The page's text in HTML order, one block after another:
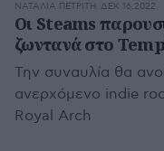
ΝΑΤΑΛΊΑ ΠΕΤΡΊΤΗ ΔΕΚ 16,2022
Οι Steams
ζωντανά στο
Την συναυλία θα
ανερχόμενο indie
Royal Arch